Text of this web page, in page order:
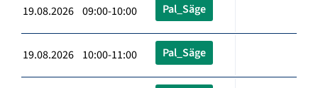
19.08.2026 09:00-10:00 Pal_Säge
19.08.2026 10:00-11:00 Pal_Säge